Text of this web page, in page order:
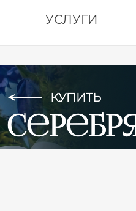
УСЛУГИ